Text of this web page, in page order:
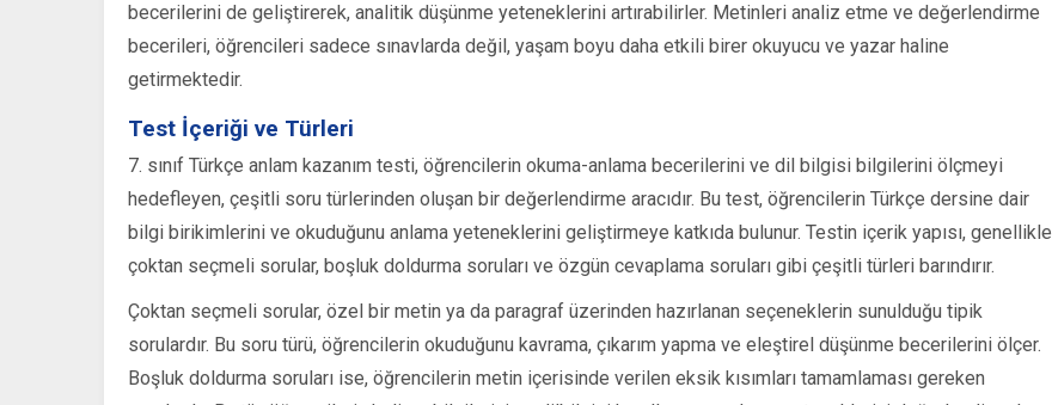
becerilerini de geliştirerek, analitik düşünme yeteneklerini artırabilirler. Metinleri analiz etme ve değerlendirme
becerileri, öğrencileri sadece sınavlarda değil, yaşam boyu daha etkili birer okuyucu ve yazar haline
getirmektedir.
Test İçeriği ve Türleri
7. sınıf Türkçe anlam kazanım testi, öğrencilerin okuma-anlama becerilerini ve dil bilgisi bilgilerini ölçmeyi
hedefleyen, çeşitli soru türlerinden oluşan bir değerlendirme aracıdır. Bu test, öğrencilerin Türkçe dersine dair
bilgi birikimlerini ve okuduğunu anlama yeteneklerini geliştirmeye katkıda bulunur. Testin içerik yapısı, genellikle
çoktan seçmeli sorular, boşluk doldurma soruları ve özgün cevaplama soruları gibi çeşitli türleri barındırır.
Çoktan seçmeli sorular, özel bir metin ya da paragraf üzerinden hazırlanan seçeneklerin sunulduğu tipik
sorulardır. Bu soru türü, öğrencilerin okuduğunu kavrama, çıkarım yapma ve eleştirel düşünme becerilerini ölçer.
Boşluk doldurma soruları ise, öğrencilerin metin içerisinde verilen eksik kısımları tamamlaması gereken